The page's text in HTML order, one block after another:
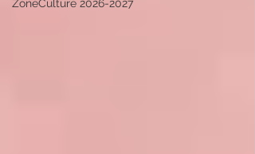
ZoneCulture 2026-2027